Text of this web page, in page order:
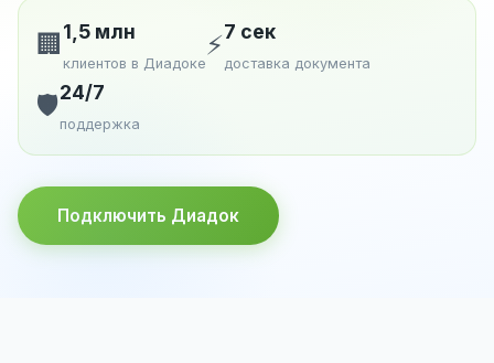
🏢 1,5 млн
клиентов в Диадоке
⚡7 сек
доставка документа
🛡️24/7
поддержка
Подключить Диадок